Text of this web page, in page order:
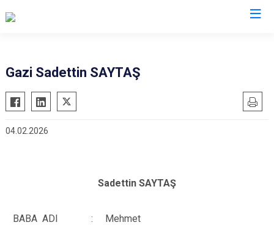
Cumayeri
Akçakoca
Çilimli
Gazi Sadettin SAYTAŞ
04.02.2026
Sadettin SAYTAŞ
BABA ADI : Mehmet